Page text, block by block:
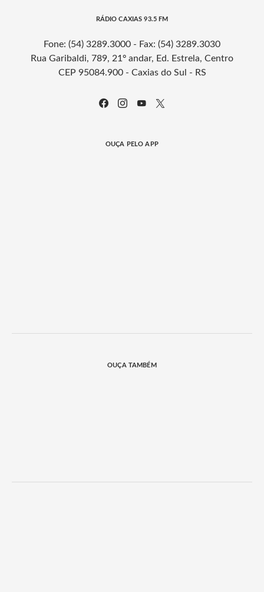
RÁDIO CAXIAS 93.5 FM
Fone: (54) 3289.3000 - Fax: (54) 3289.3030
Rua Garibaldi, 789, 21º andar, Ed. Estrela, Centro
CEP 95084.900 - Caxias do Sul - RS
OUÇA PELO APP
OUÇA TAMBÉM